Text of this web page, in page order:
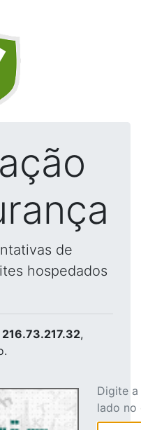
de
hospedados
216.73.217.32,
Digite
lado no